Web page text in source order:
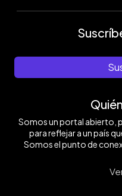
Somos un portal abierto,
para reflejar a un país
Somos el punto de